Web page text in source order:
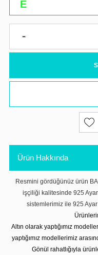
Ürün Hakkında
Resmini gördüğünüz ürün
işçiliği kalitesinde 925
sistemlerimiz ile 925
Altın olarak yaptığımız
yaptığımız modellerimiz
Gönül rahatlığıyla